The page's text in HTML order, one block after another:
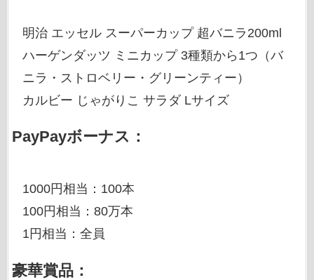
明治 エッセル スーパーカップ 超バニラ200ml
ハーゲンダッツ ミニカップ 3種類から1つ（バ
ニラ・ストロベリー・グリーンティー）
カルビー じゃがりこ サラダ Lサイズ
PayPayボーナス：
1000円相当：100本
100円相当：80万本
1円相当：全員
豪華賞品：